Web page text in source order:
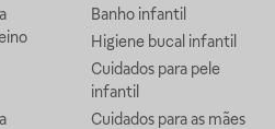
Banho infantil
Higiene bucal infantil
Cuidados para pele
infantil
Cuidados para as mães